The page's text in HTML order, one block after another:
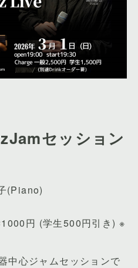
セッション
(Piano)
円 (学生500円引き) ※
中心ジャムセッションで